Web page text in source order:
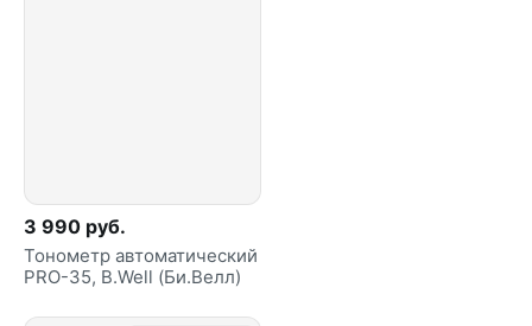
3 990 руб.
Тонометр автоматический
PRO-35, B.Well (Би.Велл)